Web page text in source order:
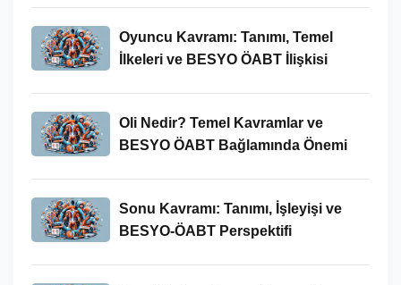
Oyuncu Kavramı: Tanımı, Temel
İlkeleri ve BESYO ÖABT İlişkisi
Oli Nedir? Temel Kavramlar ve
BESYO ÖABT Bağlamında Önemi
Sonu Kavramı: Tanımı, İşleyişi ve
BESYO-ÖABT Perspektifi